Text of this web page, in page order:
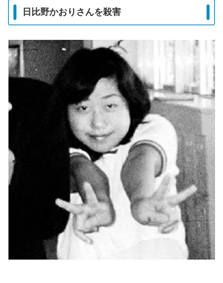
日比野かおりさんを殺害